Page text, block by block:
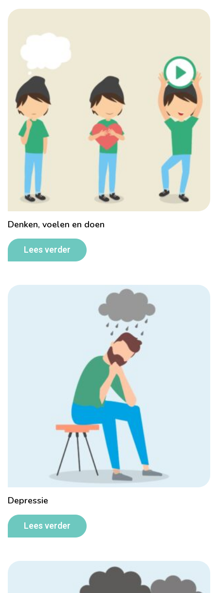
Denken, voelen en doen
Lees verder
Depressie
Lees verder